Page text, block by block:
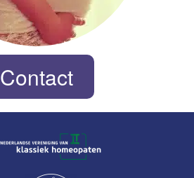
Contact